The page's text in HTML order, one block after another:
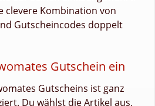
clevere Kombination von
Gutscheincodes doppelt
Gutschein ein
Gutscheins ist ganz
Du wählst die Artikel aus,